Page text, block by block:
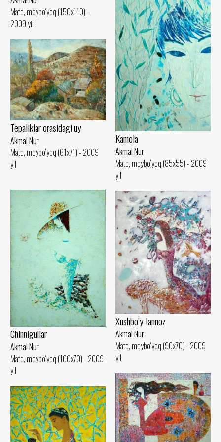
Mato, moybo‘yoq (150x110) -
2009 yil
Kamola
Akmal Nur
Mato, moybo‘yoq (85x55) - 2009
yil
Tepaliklar orasidagi uy
Akmal Nur
Mato, moybo‘yoq (61x71) - 2009
yil
Chinnigullar
Akmal Nur
Mato, moybo‘yoq (100x70) - 2009
yil
Xushbo’y tannoz
Akmal Nur
Mato, moybo‘yoq (90x70) - 2009
yil